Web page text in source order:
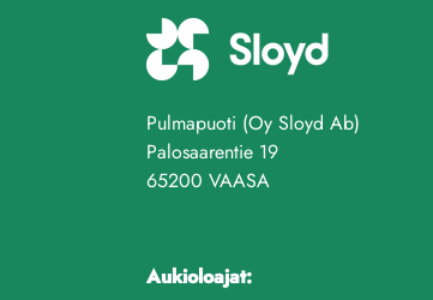
Pulmapuoti (Oy Sloyd Ab)
Palosaarentie 19
65200 VAASA
Aukioloajat: